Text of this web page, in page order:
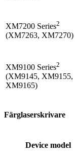
XM7200 Series2
(XM7263, XM7270)
XM9100 Series2
(XM9145, XM9155,
XM9165)
Färglaserskrivare
Device model